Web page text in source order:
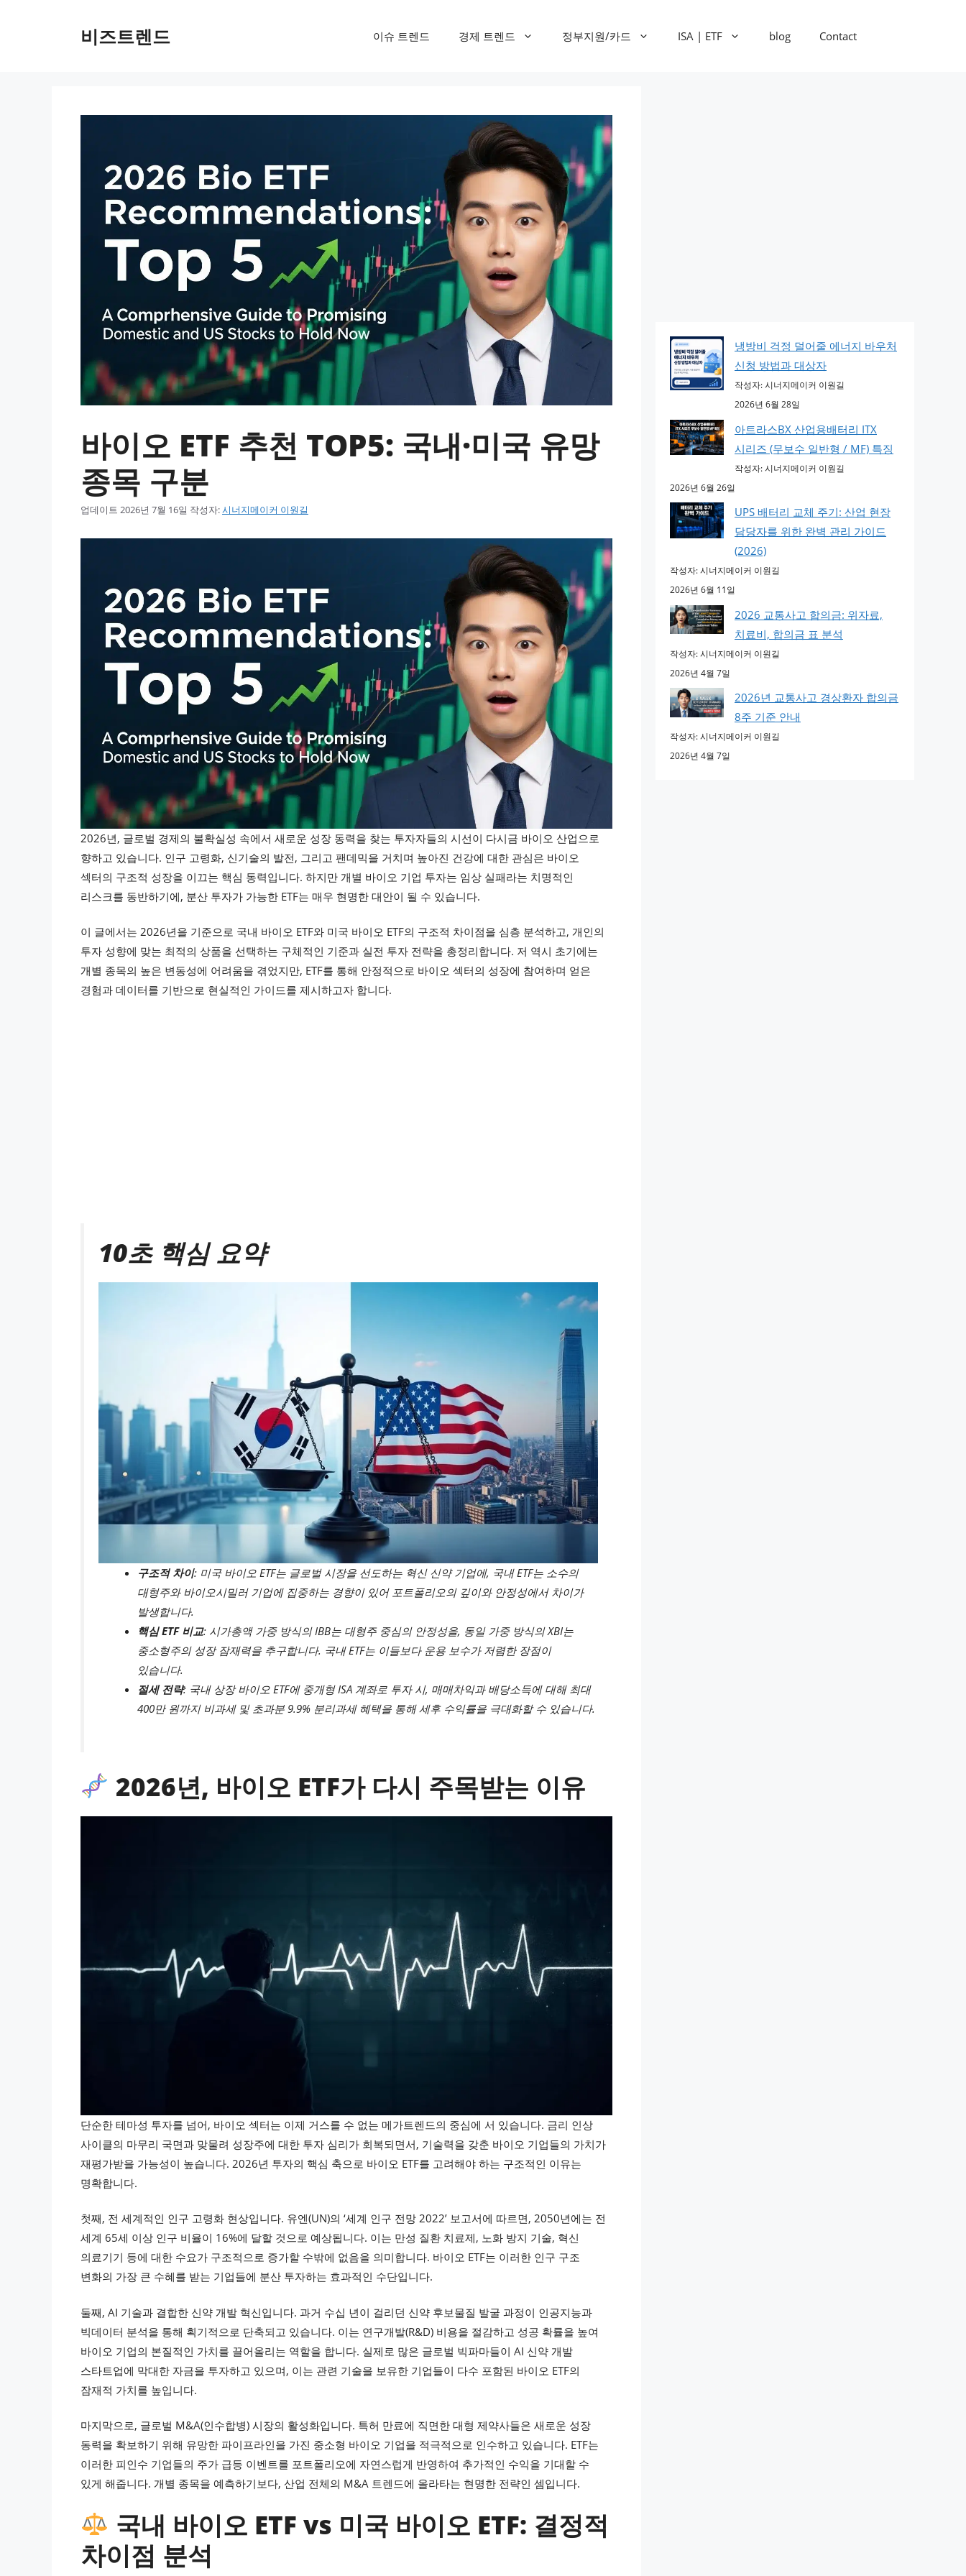
비즈트렌드 이슈 트렌드 경제 트렌드 정부지원/카드 ISA | ETF blog Contact
바이오 ETF 추천 TOP5: 국내·미국 유망
종목 구분
업데이트 2026년 7월 16일 작성자:시너지메이커 이원길
2026년, 글로벌 경제의 불확실성 속에서 새로운 성장 동력을 찾는 투자자들의 시선이 다시금 바이오 산업으로
향하고 있습니다. 인구 고령화, 신기술의 발전, 그리고 팬데믹을 거치며 높아진 건강에 대한 관심은 바이오
섹터의 구조적 성장을 이끄는 핵심 동력입니다. 하지만 개별 바이오 기업 투자는 임상 실패라는 치명적인
리스크를 동반하기에, 분산 투자가 가능한 ETF는 매우 현명한 대안이 될 수 있습니다.
이 글에서는 2026년을 기준으로 국내 바이오 ETF와 미국 바이오 ETF의 구조적 차이점을 심층 분석하고, 개인의
투자 성향에 맞는 최적의 상품을 선택하는 구체적인 기준과 실전 투자 전략을 총정리합니다. 저 역시 초기에는
개별 종목의 높은 변동성에 어려움을 겪었지만, ETF를 통해 안정적으로 바이오 섹터의 성장에 참여하며 얻은
경험과 데이터를 기반으로 현실적인 가이드를 제시하고자 합니다.
10초 핵심 요약
구조적 차이: 미국 바이오 ETF는 글로벌 시장을 선도하는 혁신 신약 기업에, 국내 ETF는 소수의
대형주와 바이오시밀러 기업에 집중하는 경향이 있어 포트폴리오의 깊이와 안정성에서 차이가
발생합니다.
핵심 ETF 비교: 시가총액 가중 방식의 IBB는 대형주 중심의 안정성을, 동일 가중 방식의 XBI는
중소형주의 성장 잠재력을 추구합니다. 국내 ETF는 이들보다 운용 보수가 저렴한 장점이
있습니다.
절세 전략: 국내 상장 바이오 ETF에 중개형 ISA 계좌로 투자 시, 매매차익과 배당소득에 대해 최대
400만 원까지 비과세 및 초과분 9.9% 분리과세 혜택을 통해 세후 수익률을 극대화할 수 있습니다.
2026년, 바이오 ETF가 다시 주목받는 이유
단순한 테마성 투자를 넘어, 바이오 섹터는 이제 거스를 수 없는 메가트렌드의 중심에 서 있습니다. 금리 인상
사이클의 마무리 국면과 맞물려 성장주에 대한 투자 심리가 회복되면서, 기술력을 갖춘 바이오 기업들의 가치가
재평가받을 가능성이 높습니다. 2026년 투자의 핵심 축으로 바이오 ETF를 고려해야 하는 구조적인 이유는
명확합니다.
첫째, 전 세계적인 인구 고령화 현상입니다. 유엔(UN)의 ‘세계 인구 전망 2022’ 보고서에 따르면, 2050년에는 전
세계 65세 이상 인구 비율이 16%에 달할 것으로 예상됩니다. 이는 만성 질환 치료제, 노화 방지 기술, 혁신
의료기기 등에 대한 수요가 구조적으로 증가할 수밖에 없음을 의미합니다. 바이오 ETF는 이러한 인구 구조
변화의 가장 큰 수혜를 받는 기업들에 분산 투자하는 효과적인 수단입니다.
둘째, AI 기술과 결합한 신약 개발 혁신입니다. 과거 수십 년이 걸리던 신약 후보물질 발굴 과정이 인공지능과
빅데이터 분석을 통해 획기적으로 단축되고 있습니다. 이는 연구개발(R&D) 비용을 절감하고 성공 확률을 높여
바이오 기업의 본질적인 가치를 끌어올리는 역할을 합니다. 실제로 많은 글로벌 빅파마들이 AI 신약 개발
스타트업에 막대한 자금을 투자하고 있으며, 이는 관련 기술을 보유한 기업들이 다수 포함된 바이오 ETF의
잠재적 가치를 높입니다.
마지막으로, 글로벌 M&A(인수합병) 시장의 활성화입니다. 특허 만료에 직면한 대형 제약사들은 새로운 성장
동력을 확보하기 위해 유망한 파이프라인을 가진 중소형 바이오 기업을 적극적으로 인수하고 있습니다. ETF는
이러한 피인수 기업들의 주가 급등 이벤트를 포트폴리오에 자연스럽게 반영하여 추가적인 수익을 기대할 수
있게 해줍니다. 개별 종목을 예측하기보다, 산업 전체의 M&A 트렌드에 올라타는 현명한 전략인 셈입니다.
국내 바이오 ETF vs 미국 바이오 ETF: 결정적
차이점 분석
냉방비 걱정 덜어줄 에너지 바우처
신청 방법과 대상자
작성자: 시너지메이커 이원길
2026년 6월 28일
아트라스BX 산업용배터리 ITX
시리즈 (무보수 일반형 / MF) 특징
작성자: 시너지메이커 이원길
2026년 6월 26일
UPS 배터리 교체 주기: 산업 현장
담당자를 위한 완벽 관리 가이드
(2026)
작성자: 시너지메이커 이원길
2026년 6월 11일
2026 교통사고 합의금: 위자료,
치료비, 합의금 표 분석
작성자: 시너지메이커 이원길
2026년 4월 7일
2026년 교통사고 경상환자 합의금
8주 기준 안내
작성자: 시너지메이커 이원길
2026년 4월 7일